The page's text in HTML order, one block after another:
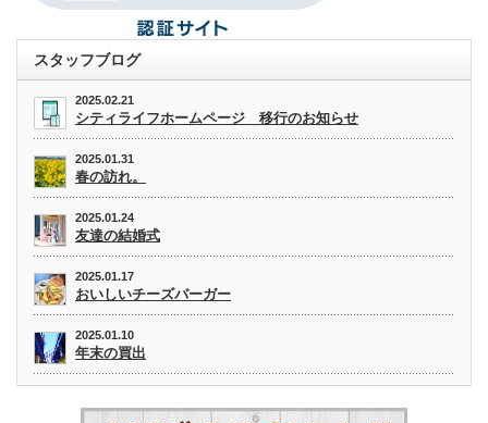
スタッフブログ
2025.02.21
シティライフホームページ 移行のお知らせ
2025.01.31
春の訪れ。
2025.01.24
友達の結婚式
2025.01.17
おいしいチーズバーガー
2025.01.10
年末の買出